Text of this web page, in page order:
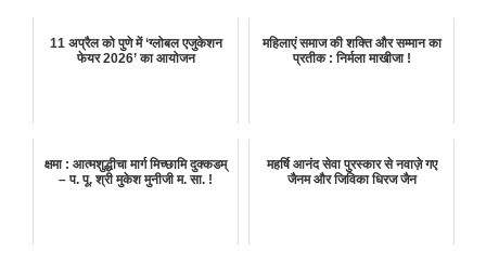
11 अप्रैल को पुणे में ‘ग्लोबल एजुकेशन
फेयर 2026’ का आयोजन
महिलाएं समाज की शक्ति और सम्मान का
प्रतीक : निर्मला माखीजा !
क्षमा : आत्मशुद्धीचा मार्ग मिच्छामि दुक्कडम्
– प. पू. श्री मुकेश मुनीजी म. सा. !
महर्षि आनंद सेवा पुरस्कार से नवाज़े गए
जैनम और जिविका धिरज जैन